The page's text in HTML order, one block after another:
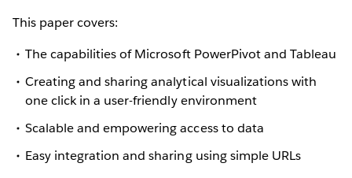
This paper covers:
The capabilities of Microsoft PowerPivot and Tableau
Creating and sharing analytical visualizations with
one click in a user-friendly environment
Scalable and empowering access to data
Easy integration and sharing using simple URLs